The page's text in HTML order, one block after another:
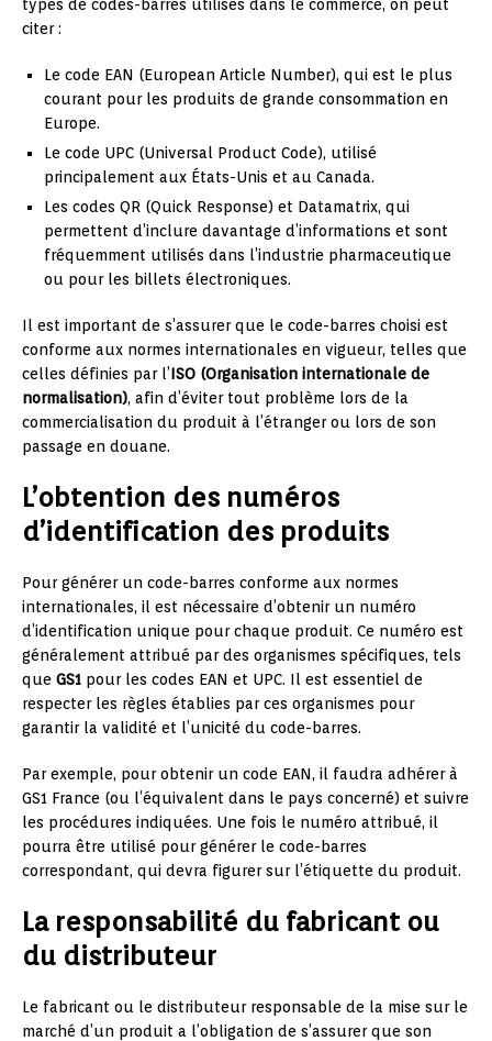
types de codes-barres utilisés dans le commerce, on peut
citer :
Le code EAN (European Article Number), qui est le plus
courant pour les produits de grande consommation en
Europe.
Le code UPC (Universal Product Code), utilisé
principalement aux États-Unis et au Canada.
Les codes QR (Quick Response) et Datamatrix, qui
permettent d’inclure davantage d’informations et sont
fréquemment utilisés dans l’industrie pharmaceutique
ou pour les billets électroniques.
Il est important de s’assurer que le code-barres choisi est
conforme aux normes internationales en vigueur, telles que
celles définies par l’ISO (Organisation internationale de
normalisation), afin d’éviter tout problème lors de la
commercialisation du produit à l’étranger ou lors de son
passage en douane.
L’obtention des numéros
d’identification des produits
Pour générer un code-barres conforme aux normes
internationales, il est nécessaire d’obtenir un numéro
d’identification unique pour chaque produit. Ce numéro est
généralement attribué par des organismes spécifiques, tels
que GS1 pour les codes EAN et UPC. Il est essentiel de
respecter les règles établies par ces organismes pour
garantir la validité et l’unicité du code-barres.
Par exemple, pour obtenir un code EAN, il faudra adhérer à
GS1 France (ou l’équivalent dans le pays concerné) et suivre
les procédures indiquées. Une fois le numéro attribué, il
pourra être utilisé pour générer le code-barres
correspondant, qui devra figurer sur l’étiquette du produit.
La responsabilité du fabricant ou
du distributeur
Le fabricant ou le distributeur responsable de la mise sur le
marché d’un produit a l’obligation de s’assurer que son